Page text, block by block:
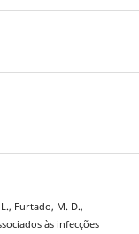
Furtado, M. D.,
às infecções